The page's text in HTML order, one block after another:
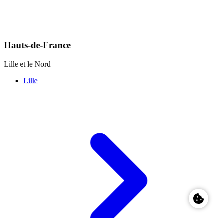
Hauts-de-France
Lille et le Nord
Lille